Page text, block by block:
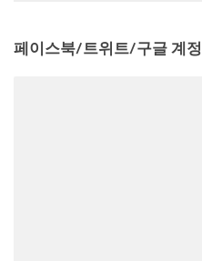
페이스북/트위트/구글 계